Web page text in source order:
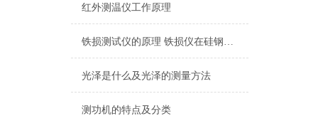
红外测温仪工作原理
铁损测试仪的原理 铁损仪在硅钢片的应用
光泽是什么及光泽的测量方法
测功机的特点及分类